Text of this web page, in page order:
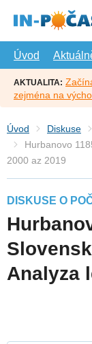
hlavní
Úvod
AKTUALITA:
zejména na
Úvod Diskuse
Hurbanovo
2000 az 2019
DISKUSE O
Analyza